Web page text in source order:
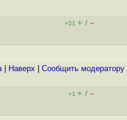
+21 + / –
| Наверх Cообщить модератору
+1 + / –